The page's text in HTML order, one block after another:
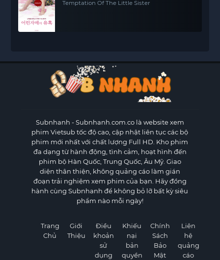
Temptation Of The Little Sister
Subnhanh - Subnhanh.com.co là website xem
phim Vietsub tốc độ cao, cập nhật liên tục các bộ
phim mới nhất với chất lượng Full HD. Kho phim
đa dạng từ hành động, tình cảm, hoạt hình đến
phim bộ Hàn Quốc, Trung Quốc, Âu Mỹ. Giao
diện thân thiện, không quảng cáo làm gián
đoạn trải nghiệm xem phim của bạn. Hãy đồng
hành cùng Subnhanh để không bỏ lỡ bất kỳ siêu
phẩm nào mỗi ngày!
Trang
Chủ
Giới
Thiệu
Điều
khoản
sử
dụng
Khiếu
nại
bản
quyền
Chính
Sách
Bảo
Mật
Liên
hệ
quảng
cáo